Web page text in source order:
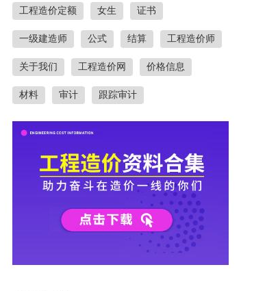
工程造价定额 女生 证书
一级建造师 公式 结算 工程造价师
关于我们 工程造价网 价格信息
材料 审计 跟踪审计